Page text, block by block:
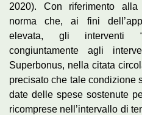
2020). Con riferimento
norma che, ai fini
elevata, gli interventi
congiuntamente agli
Superbonus, nella citata
precisato che tale condizione
date delle spese sostenute
ricomprese nell’intervallo di